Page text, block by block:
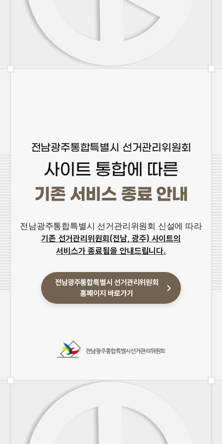
전남광주통합특별시 선거관리위원회
사이트 통합에 따른
기존 서비스 종료 안내
전남광주통합특별시 선거관리위원회 신설에 따라
기존 선거관리위원회(전남, 광주) 사이트의
서비스가 종료됨을 안내드립니다.
전남광주통합특별시 선거관리위원회
홈페이지 바로가기